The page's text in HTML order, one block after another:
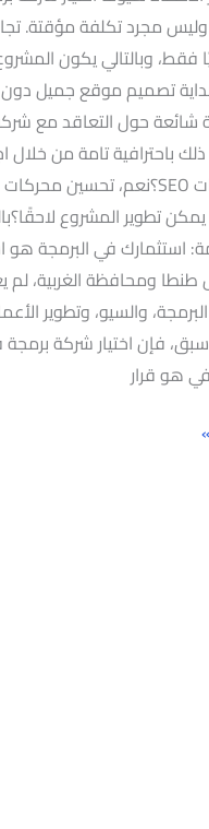
مجرد تكلفة مؤقتة.
فقط، وبالتالي يكون
شائعة حول التعاقد مع
باحترافية تامة من
تطوير المشروع
استثمارك في البرمجة
طنطا ومحافظة الغربية، لم
والسيو، وتطوير
فإن اختيار شركة
هو قرار